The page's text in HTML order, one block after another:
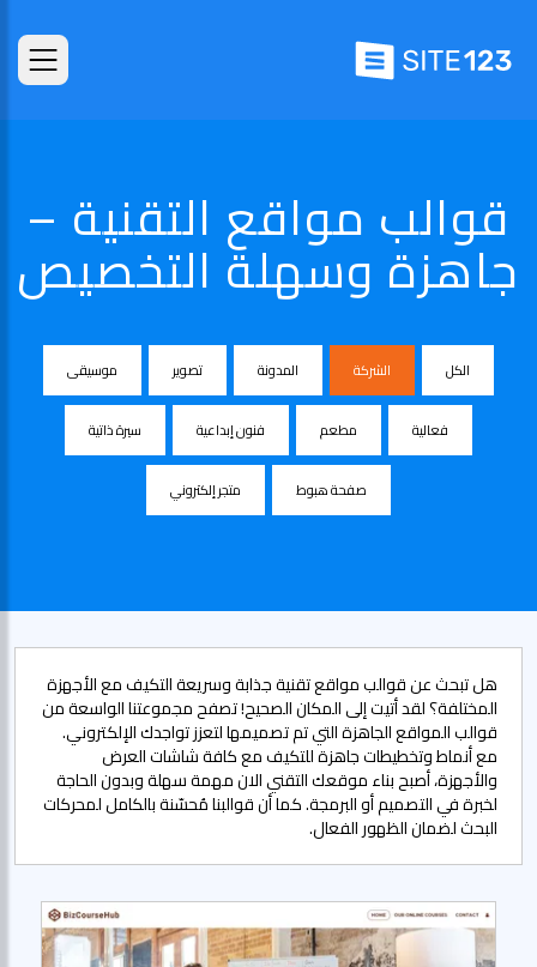
قوالب مواقع التقنية –
جاهزة وسهلة التخصيص
الكل الشركة المدونة تصوير موسيقى
فعالية مطعم فنون إبداعية سيرة ذاتية
صفحة هبوط متجر إلكتروني
هل تبحث عن قوالب مواقع تقنية جذابة وسريعة التكيف مع الأجهزة
المختلفة؟ لقد أتيت إلى المكان الصحيح! تصفح مجموعتنا الواسعة من
قوالب المواقع الجاهزة التي تم تصميمها لتعزز تواجدك الإلكتروني.
مع أنماط وتخطيطات جاهزة للتكيف مع كافة شاشات العرض
والأجهزة، أصبح بناء موقعك التقني الان مهمة سهلة وبدون الحاجة
لخبرة في التصميم أو البرمجة. كما أن قوالبنا مُحسّنة بالكامل لمحركات
البحث لضمان الظهور الفعال.